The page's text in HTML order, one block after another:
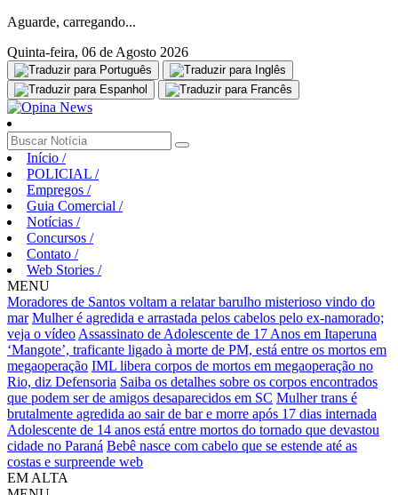
Aguarde, carregando...
Quinta-feira, 06 de Agosto 2026
Início /
POLICIAL /
Empregos /
Guia Comercial /
Notícias /
Concursos /
Contato /
Web Stories /
MENU
Moradores de Santos voltam a relatar barulho misterioso vindo do
mar Mulher é agredida e arrastada pelos cabelos pelo ex-namorado;
veja o vídeo Assassinato de Adolescente de 17 Anos em Itaperuna
‘Mangote’, traficante ligado à morte de PM, está entre os mortos em
megaoperação IML libera corpos de mortos em megaoperação no
Rio, diz Defensoria Saiba os detalhes sobre os corpos encontrados
que podem ser de amigos desaparecidos em SC Mulher trans é
brutalmente agredida ao sair de bar e morre após 17 dias internada
Adolescente de 14 anos está entre mortos do tornado que devastou
cidade no Paraná Bebê nasce com cabelo que se estende até as
costas e surpreende web
EM ALTA